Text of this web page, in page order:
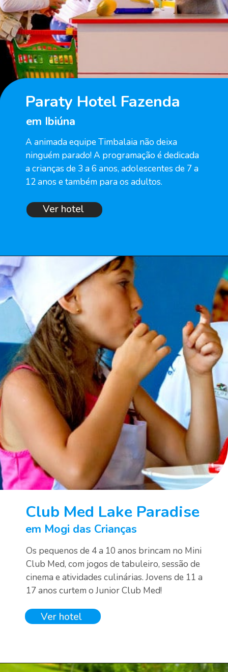
Ver hotel
A animada equipe Timbalaia não deixa
ninguém parado! A programação é dedicada
a crianças de 3 a 6 anos, adolescentes de 7 a
12 anos e também para os adultos.
em Ibiúna
Paraty Hotel Fazenda
Ver hotel
Os pequenos de 4 a 10 anos brincam no Mini
Club Med, com jogos de tabuleiro, sessão de
cinema e atividades culinárias. Jovens de 11 a
17 anos curtem o Junior Club Med!
em Mogi das Crianças
Club Med Lake Paradise